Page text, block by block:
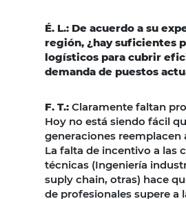
É. L.: De acuerdo a su
región, ¿hay suficientes
logísticos para cubrir
demanda de puestos
F. T.: Claramente faltan
Hoy no está siendo fácil
generaciones reemplacen
La falta de incentivo a las
técnicas (Ingeniería
suply chain, otras) hace
de profesionales supere a